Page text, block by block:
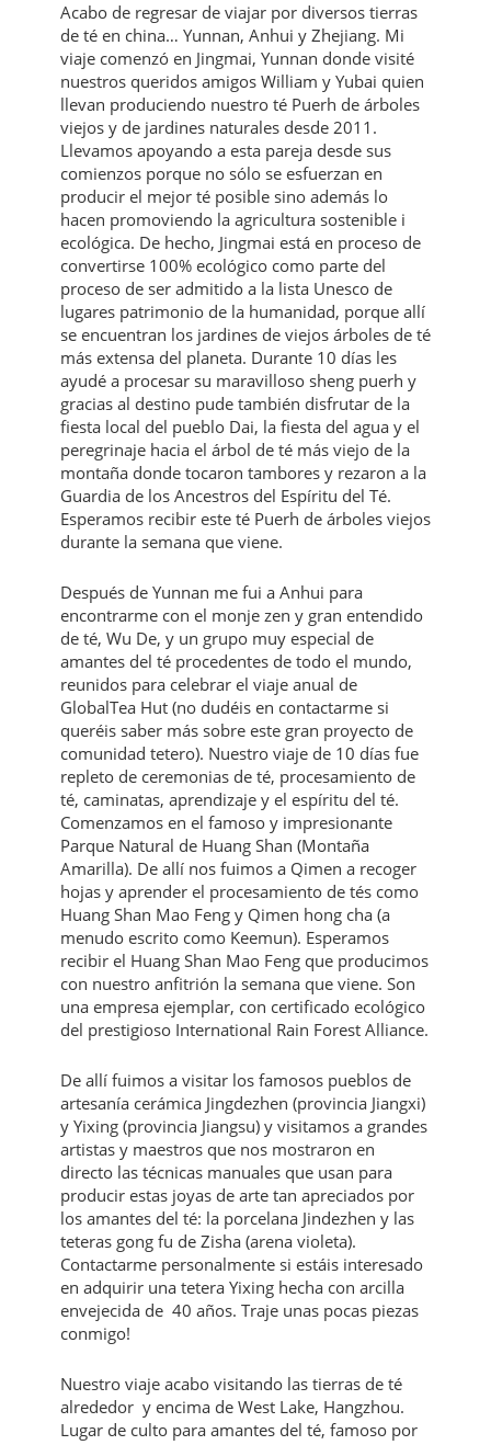
Acabo de regresar de viajar por diversos tierras
de té en china… Yunnan, Anhui y Zhejiang. Mi
viaje comenzó en Jingmai, Yunnan donde visité
nuestros queridos amigos William y Yubai quien
llevan produciendo nuestro té Puerh de árboles
viejos y de jardines naturales desde 2011.
Llevamos apoyando a esta pareja desde sus
comienzos porque no sólo se esfuerzan en
producir el mejor té posible sino además lo
hacen promoviendo la agricultura sostenible i
ecológica. De hecho, Jingmai está en proceso de
convertirse 100% ecológico como parte del
proceso de ser admitido a la lista Unesco de
lugares patrimonio de la humanidad, porque allí
se encuentran los jardines de viejos árboles de té
más extensa del planeta. Durante 10 días les
ayudé a procesar su maravilloso sheng puerh y
gracias al destino pude también disfrutar de la
fiesta local del pueblo Dai, la fiesta del agua y el
peregrinaje hacia el árbol de té más viejo de la
montaña donde tocaron tambores y rezaron a la
Guardia de los Ancestros del Espíritu del Té.
Esperamos recibir este té Puerh de árboles viejos
durante la semana que viene.
Después de Yunnan me fui a Anhui para
encontrarme con el monje zen y gran entendido
de té, Wu De, y un grupo muy especial de
amantes del té procedentes de todo el mundo,
reunidos para celebrar el viaje anual de
GlobalTea Hut (no dudéis en contactarme si
queréis saber más sobre este gran proyecto de
comunidad tetero). Nuestro viaje de 10 días fue
repleto de ceremonias de té, procesamiento de
té, caminatas, aprendizaje y el espíritu del té.
Comenzamos en el famoso y impresionante
Parque Natural de Huang Shan (Montaña
Amarilla). De allí nos fuimos a Qimen a recoger
hojas y aprender el procesamiento de tés como
Huang Shan Mao Feng y Qimen hong cha (a
menudo escrito como Keemun). Esperamos
recibir el Huang Shan Mao Feng que producimos
con nuestro anfitrión la semana que viene. Son
una empresa ejemplar, con certificado ecológico
del prestigioso International Rain Forest Alliance.
De allí fuimos a visitar los famosos pueblos de
artesanía cerámica Jingdezhen (provincia Jiangxi)
y Yixing (provincia Jiangsu) y visitamos a grandes
artistas y maestros que nos mostraron en
directo las técnicas manuales que usan para
producir estas joyas de arte tan apreciados por
los amantes del té: la porcelana Jindezhen y las
teteras gong fu de Zisha (arena violeta).
Contactarme personalmente si estáis interesado
en adquirir una tetera Yixing hecha con arcilla
envejecida de 40 años. Traje unas pocas piezas
conmigo!
Nuestro viaje acabo visitando las tierras de té
alrededor y encima de West Lake, Hangzhou.
Lugar de culto para amantes del té, famoso por